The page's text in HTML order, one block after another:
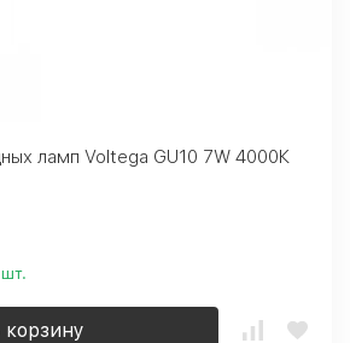
ламп Voltega GU10 7W 4000К
корзину